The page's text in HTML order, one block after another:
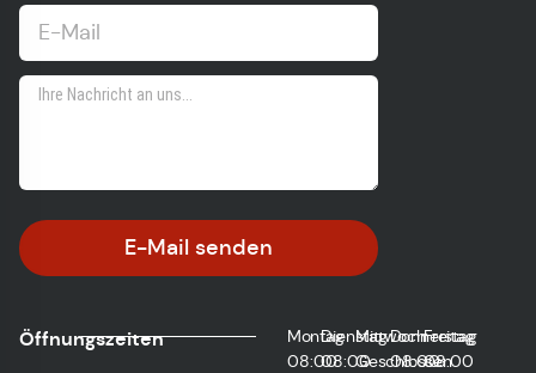
E-Mail senden
Öffnungszeiten
Montag
08:00
Dienstag
08:00
Mittwoch
Geschlossen
Donnerstag
08:00
Freitag
08:00